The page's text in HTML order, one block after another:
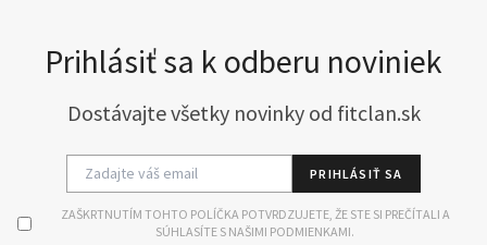
Prihlásiť sa k odberu noviniek
Dostávajte všetky novinky od fitclan.sk
PRIHLÁSIŤ SA
ZAŠKRTNUTÍM TOHTO POLÍČKA POTVRDZUJETE, ŽE STE SI PREČÍTALI A
SÚHLASÍTE S NAŠIMI PODMIENKAMI.